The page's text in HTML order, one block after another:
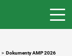
Dokumenty AMP 2026